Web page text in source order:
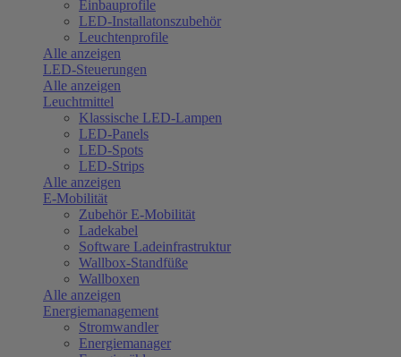
Einbauprofile
LED-Installatonszubehör
Leuchtenprofile
Alle anzeigen
LED-Steuerungen
Alle anzeigen
Leuchtmittel
Klassische LED-Lampen
LED-Panels
LED-Spots
LED-Strips
Alle anzeigen
E-Mobilität
Zubehör E-Mobilität
Ladekabel
Software Ladeinfrastruktur
Wallbox-Standfüße
Wallboxen
Alle anzeigen
Energiemanagement
Stromwandler
Energiemanager